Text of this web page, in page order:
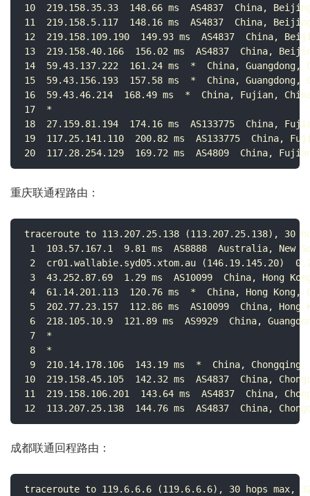
10  219.158.35.33  148.66 ms  AS4837  China,
11  219.158.5.117  148.16 ms  AS4837  China,
12  219.158.109.190  149.93 ms  AS4837  China,
13  219.158.40.166  156.02 ms  AS4837  China,
14  59.43.137.222  161.24 ms  *  China, Guangdong,
15  59.43.156.193  157.58 ms  *  China, Guangdong,
16  59.43.46.214  168.49 ms  *  China, Fujian,
17  *
18  27.159.81.194  174.16 ms  AS133775  China,
19  117.25.141.110  200.82 ms  AS133775  China,
20  117.28.254.129  169.72 ms  AS4809  China,
重庆联通程路由：
traceroute to 113.207.25.138 (113.207.25.138), 30
1  103.57.167.1  9.81 ms  AS8888  Australia, New
2  cr01.wallabie.syd05.xtom.au (146.19.145.20)
3  43.252.87.69  1.29 ms  AS10099  China, Hong
4  61.14.201.113  120.76 ms  *  China, Hong Kong,
5  202.77.23.157  112.86 ms  AS10099  China, Hong
6  218.105.10.9  121.89 ms  AS9929  China,
7  *
8  *
9  210.14.178.106  143.19 ms  *  China, Chongqing,
10  219.158.45.105  142.32 ms  AS4837  China,
11  219.158.106.201  143.64 ms  AS4837  China,
12  113.207.25.138  144.76 ms  AS4837  China,
成都联通回程路由：
traceroute to 119.6.6.6 (119.6.6.6), 30 hops max,